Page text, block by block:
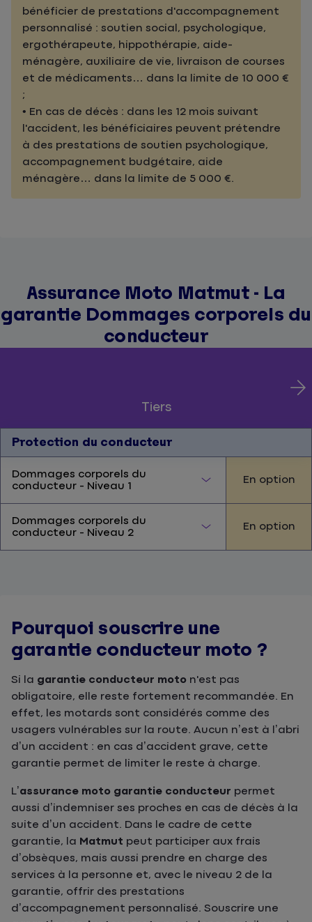
bénéficier de prestations d'accompagnement
personnalisé : soutien social, psychologique,
ergothérapeute, hippothérapie, aide-
ménagère, auxiliaire de vie, livraison de courses
et de médicaments… dans la limite de 10 000 €
;
• En cas de décès : dans les 12 mois suivant
l'accident, les bénéficiaires peuvent prétendre
à des prestations de soutien psychologique,
accompagnement budgétaire, aide
ménagère… dans la limite de 5 000 €.
Assurance Moto Matmut - La
garantie Dommages corporels du
conducteur
Tiers
Protection du conducteur
Dommages corporels du
conducteur - Niveau 1
En option
Dommages corporels du
conducteur - Niveau 2
En option
Pourquoi souscrire une
garantie conducteur moto ?
Si la garantie conducteur moto n'est pas
obligatoire, elle reste fortement recommandée. En
effet, les motards sont considérés comme des
usagers vulnérables sur la route. Aucun n’est à l’abri
d’un accident : en cas d’accident grave, cette
garantie permet de limiter le reste à charge.
L’assurance moto garantie conducteur permet
aussi d’indemniser ses proches en cas de décès à la
suite d’un accident. Dans le cadre de cette
garantie, la Matmut peut participer aux frais
d’obsèques, mais aussi prendre en charge des
services à la personne et, avec le niveau 2 de la
garantie, offrir des prestations
d’accompagnement personnalisé. Souscrire une